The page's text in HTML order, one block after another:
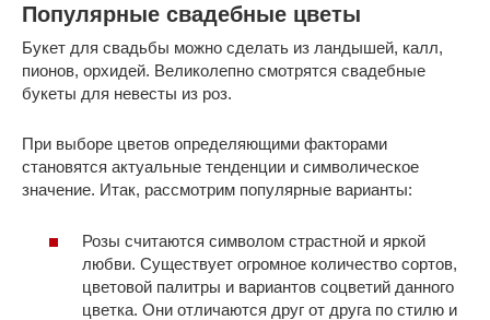
Популярные свадебные цветы
Букет для свадьбы можно сделать из ландышей, калл,
пионов, орхидей. Великолепно смотрятся свадебные
букеты для невесты из роз.
При выборе цветов определяющими факторами
становятся актуальные тенденции и символическое
значение. Итак, рассмотрим популярные варианты:
Розы считаются символом страстной и яркой
любви. Существует огромное количество сортов,
цветовой палитры и вариантов соцветий данного
цветка. Они отличаются друг от друга по стилю и